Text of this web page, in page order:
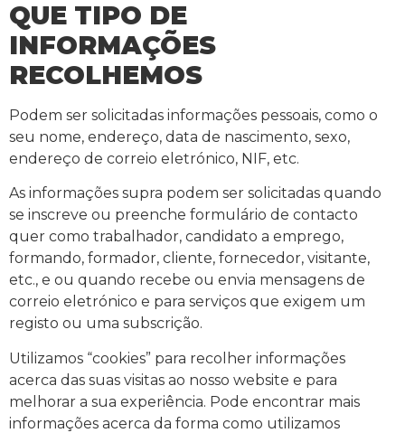
QUE TIPO DE
INFORMAÇÕES
RECOLHEMOS
Podem ser solicitadas informações pessoais, como o
seu nome, endereço, data de nascimento, sexo,
endereço de correio eletrónico, NIF, etc.
As informações supra podem ser solicitadas quando
se inscreve ou preenche formulário de contacto
quer como trabalhador, candidato a emprego,
formando, formador, cliente, fornecedor, visitante,
etc., e ou quando recebe ou envia mensagens de
correio eletrónico e para serviços que exigem um
registo ou uma subscrição.
Utilizamos “cookies” para recolher informações
acerca das suas visitas ao nosso website e para
melhorar a sua experiência. Pode encontrar mais
informações acerca da forma como utilizamos